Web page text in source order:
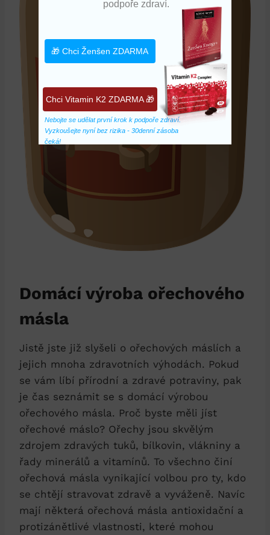
Domácí výroba ořechového
másla
Jistě jste již slyšeli o ořechových máslích a
jejich mnoha zdravotních výhodách. Pokud
se vám líbí přírodní a zdravé potraviny, pak
je čas seznámit se s domácí výrobou
ořechového másla. Proč byste měli jíst
ořechové máslo? Ořechy jsou skvělým
zdrojem zdravých tuků, bílkovin, vlákniny a
řady minerálů a vitamínů. To všechno činí
ořechová másla vynikající volbou pro ty, kdo
se chtějí stravovat zdravě a vyváženě. Navíc
mají některá ořechová másla antioxidační a
protizánětlivé vlastnosti, které mohou
podpoře zdraví.
Nebojte se udělat první krok k podpoře zdraví.
Vyzkoušejte nyní bez rizika - 30denní zásoba
čeká!
Chci Vitamin K2 ZDARMA 🎁
🎁 Chci Ženšen ZDARMA